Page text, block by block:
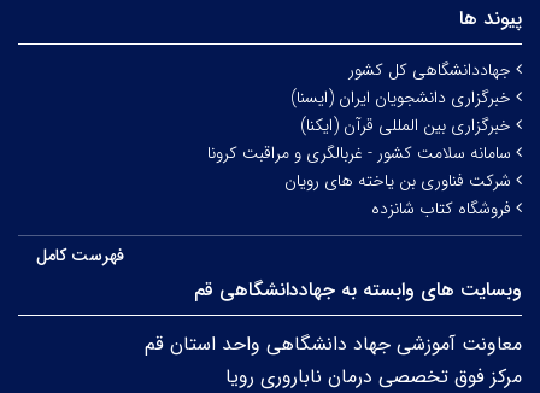
پیوند ها
جهاددانشگاهی کل کشور
خبرگزاری دانشجویان ایران (ایسنا)
خبرگزاری بین المللی قرآن (ایکنا)
سامانه سلامت کشور - غربالگری و مراقبت کرونا
شرکت فناوری بن یاخته های رویان
فروشگاه کتاب شانزده
فهرست کامل
وبسایت های وابسته به جهاددانشگاهی قم
معاونت آموزشی جهاد دانشگاهی واحد استان قم
مرکز فوق تخصصی درمان ناباروری رویا